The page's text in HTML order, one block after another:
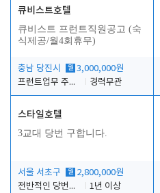
큐비스트호텔
큐비스트 프런트직원공고 (숙
식제공/월4회휴무)
충남 당진시 월 3,000,000원
프런트업무 주간, 야간
경력무관
스타일호텔
3교대 당번 구합니다.
서울 서초구 월 2,800,000원
전반적인 당번업무
1년 이상